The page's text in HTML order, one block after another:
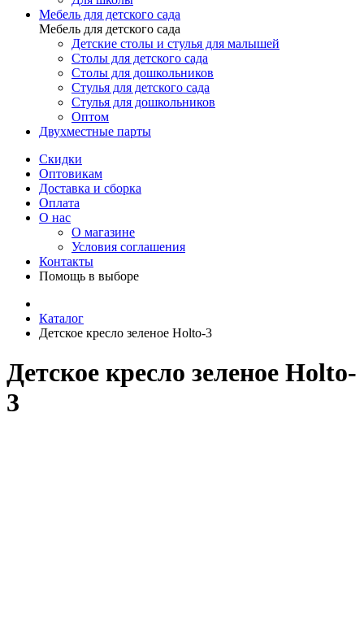
Мебель для детского сада
Мебель для детского сада
Детские столы и стулья для малышей
Столы для детского сада
Столы для дошкольников
Стулья для детского сада
Стулья для дошкольников
Оптом
Двухместные парты
Скидки
Оптовикам
Доставка и сборка
Оплата
О нас
О магазине
Условия соглашения
Контакты
Помощь в выборе
Каталог
Детское кресло зеленое Holto-3
Детское кресло зеленое Holto-
3